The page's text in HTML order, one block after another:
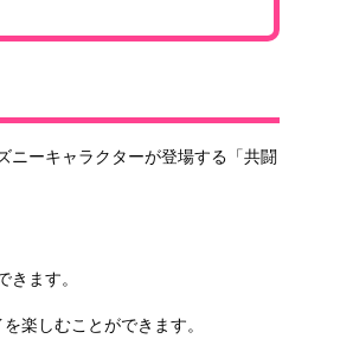
ニーキャラクターが登場する「共闘
ます。
楽しむことができます。